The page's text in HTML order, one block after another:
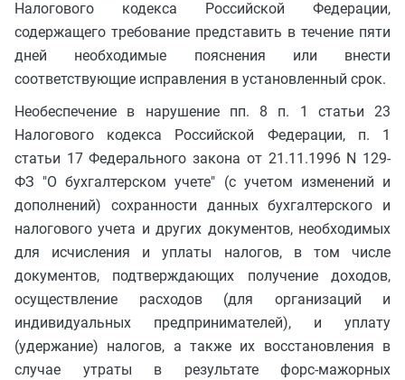
Налогового кодекса Российской Федерации,
содержащего требование представить в течение пяти
дней необходимые пояснения или внести
соответствующие исправления в установленный срок.
Необеспечение в нарушение пп. 8 п. 1 статьи 23
Налогового кодекса Российской Федерации, п. 1
статьи 17 Федерального закона от 21.11.1996 N 129-
ФЗ "О бухгалтерском учете" (с учетом изменений и
дополнений) сохранности данных бухгалтерского и
налогового учета и других документов, необходимых
для исчисления и уплаты налогов, в том числе
документов, подтверждающих получение доходов,
осуществление расходов (для организаций и
индивидуальных предпринимателей), и уплату
(удержание) налогов, а также их восстановления в
случае утраты в результате форс-мажорных